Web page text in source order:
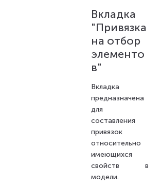
Вкладка
"Привязка
на отбор
элементо
в"
Вкладка
предназначена
для
составления
привязок
относительно
имеющихся
свойств в
модели.